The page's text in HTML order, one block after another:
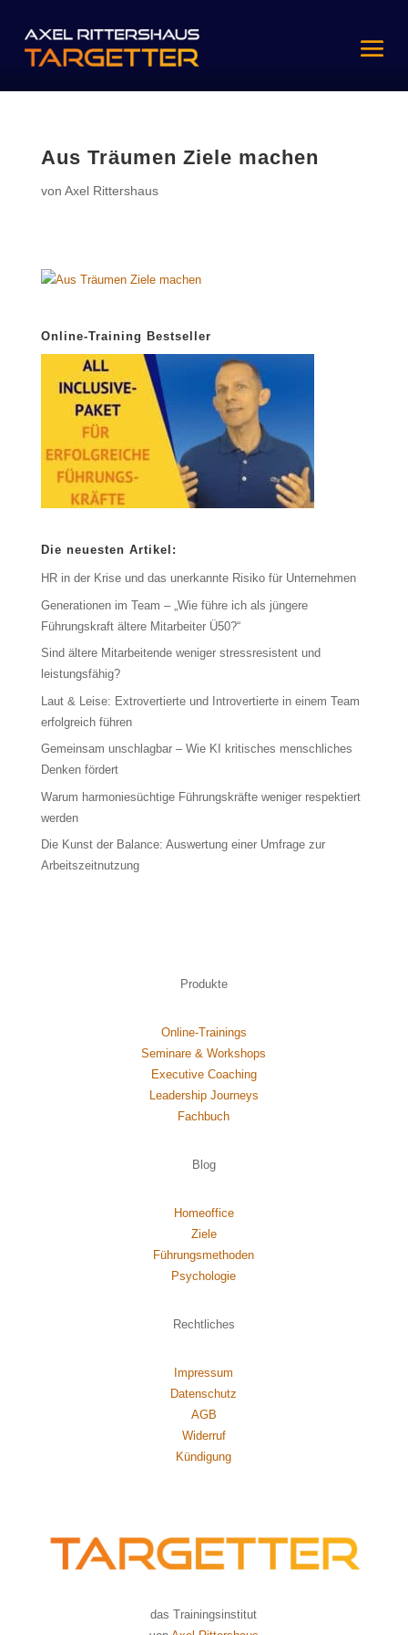
Aus Träumen Ziele machen
von Axel Rittershaus
Online-Training Bestseller
Die neuesten Artikel:
HR in der Krise und das unerkannte Risiko für Unternehmen
Generationen im Team – „Wie führe ich als jüngere
Führungskraft ältere Mitarbeiter Ü50?“
Sind ältere Mitarbeitende weniger stressresistent und
leistungsfähig?
Laut & Leise: Extrovertierte und Introvertierte in einem Team
erfolgreich führen
Gemeinsam unschlagbar – Wie KI kritisches menschliches
Denken fördert
Warum harmoniesüchtige Führungskräfte weniger respektiert
werden
Die Kunst der Balance: Auswertung einer Umfrage zur
Arbeitszeitnutzung
Produkte
Online-Trainings
Seminare & Workshops
Executive Coaching
Leadership Journeys
Fachbuch
Blog
Homeoffice
Ziele
Führungsmethoden
Psychologie
Rechtliches
Impressum
Datenschutz
AGB
Widerruf
Kündigung
das Trainingsinstitut